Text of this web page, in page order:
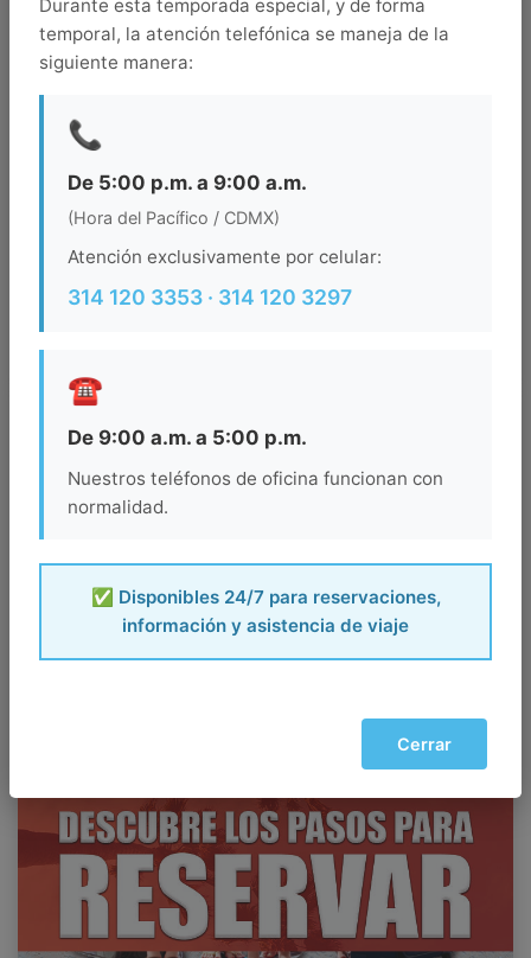
los-cabos
Llegada
Salida
Ocupacion
Durante esta temporada especial, y de forma
temporal, la atención telefónica se maneja de la
siguiente manera:
📞
De 5:00 p.m. a 9:00 a.m.
(Hora del Pacífico / CDMX)
Atención exclusivamente por celular:
314 120 3353 · 314 120 3297
☎️
De 9:00 a.m. a 5:00 p.m.
Nuestros teléfonos de oficina funcionan con
normalidad.
✅ Disponibles 24/7 para reservaciones,
información y asistencia de viaje
Cerrar